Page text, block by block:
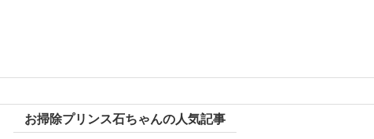
お掃除プリンス石ちゃんの人気記事